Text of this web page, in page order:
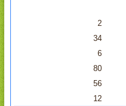
2
34
6
80
56
12